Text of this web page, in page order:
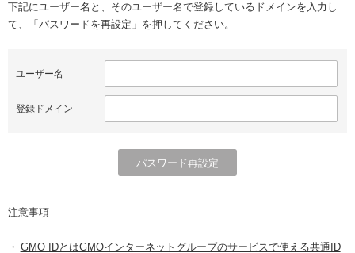
下記にユーザー名と、そのユーザー名で登録しているドメインを入力し
て、「パスワードを再設定」を押してください。
ユーザー名
登録ドメイン
注意事項
GMO IDとはGMOインターネットグループのサービスで使える共通ID